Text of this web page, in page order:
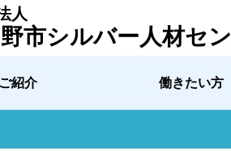
人
市シルバー人材セ
紹介 働きたい方